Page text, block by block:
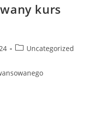
kurs
PostUncategorized